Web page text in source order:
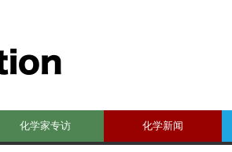
化学家专访 化学新闻